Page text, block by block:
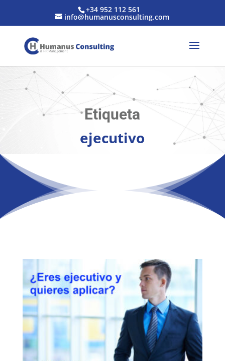
+34 952 112 561
info@humanusconsulting.com
Etiqueta
ejecutivo